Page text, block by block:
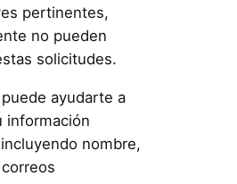
pertinentes,
no pueden
solicitudes.
ayudarte a
información
nombre,